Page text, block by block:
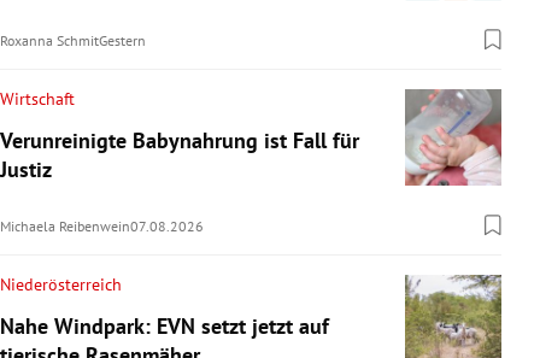
Roxanna SchmitGestern
Wirtschaft
Verunreinigte Babynahrung ist Fall für
Justiz
Michaela Reibenwein07.08.2026
Niederösterreich
Nahe Windpark: EVN setzt jetzt auf